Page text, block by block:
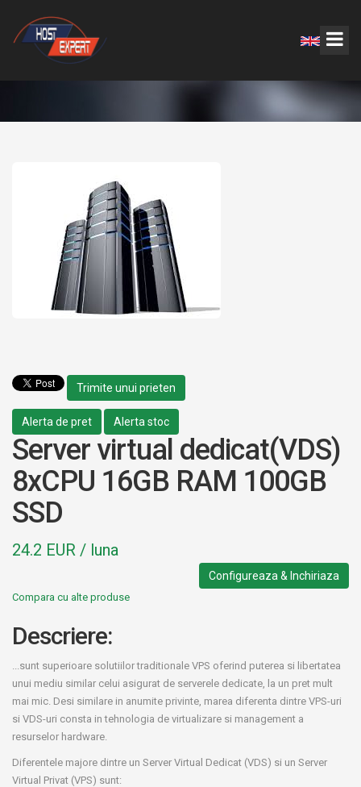
Trimite unui prieten
Alerta de pret Alerta stoc
Server virtual dedicat(VDS)
8xCPU 16GB RAM 100GB
SSD
24.2 EUR / luna
Configureaza & Inchiriaza
Compara cu alte produse
Descriere:
...sunt superioare solutiilor traditionale VPS oferind puterea si libertatea
unui mediu similar celui asigurat de serverele dedicate, la un pret mult
mai mic. Desi similare in anumite privinte, marea diferenta dintre VPS-uri
si VDS-uri consta in tehnologia de virtualizare si management a
resurselor hardware.
Diferentele majore dintre un Server Virtual Dedicat (VDS) si un Server
Virtual Privat (VPS) sunt: